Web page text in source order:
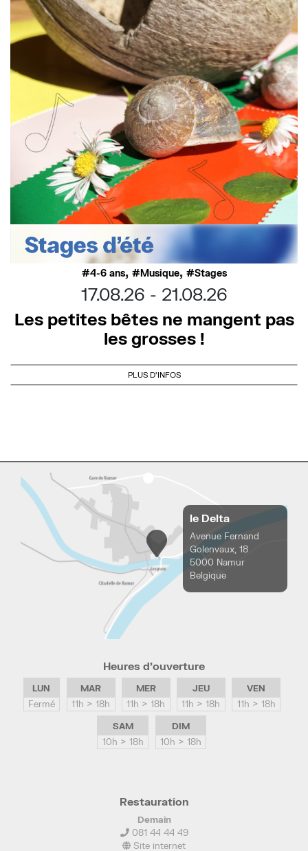
4-6 ans, Musique, Stages
17.08.26
21.08.26
Les petites bêtes ne mangent pas
les grosses !
PLUS D'INFOS
le Delta
Avenue Fernand
Golenvaux, 18
5000 Namur
Belgique
Heures d’ouverture
LUN
Fermé
MAR
11h > 18h
MER
11h > 18h
JEU
11h > 18h
VEN
11h > 18h
SAM
10h > 18h
DIM
10h > 18h
Restauration
Demain
081 44 44 49
Site internet